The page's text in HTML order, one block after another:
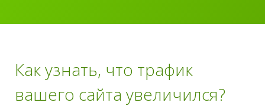
Как узнать, что трафик
вашего сайта увеличился?